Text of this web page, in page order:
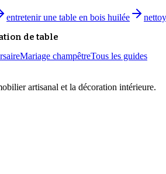
entretenir une table en bois huilée
de table
Mariage champêtreTous les guides
artisanal et la décoration intérieure.